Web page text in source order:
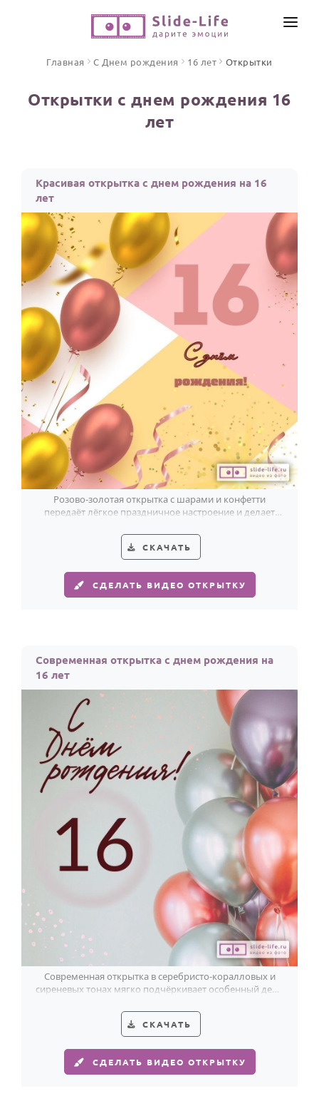
Открытки
Стихи и тексты
ПРАЗДНИКИ
С Днем рождения
Юбилей
Свадьба
Годовщина свадьбы
Календарь праздников
КОМУ
Женщине
Мужчине
Маме
Папе
Детям
Все родственники
ПЕРСОНАЛЬНЫЕ
Пожелания
ИНСТРУМЕНТЫ
ОТЗЫВЫ
Главная С Днем рождения 16 лет Открытки
Открытки с днем рождения 16
лет
Красивая открытка с днем рождения на 16
лет
Розово-золотая открытка с шарами и конфетти
передаёт лёгкое праздничное настроение и делает
СКАЧАТЬ
СДЕЛАТЬ ВИДЕО ОТКРЫТКУ
Современная открытка с днем рождения на
16 лет
Современная открытка в серебристо-коралловых и
сиреневых тонах мягко подчёркивает особенный день
СКАЧАТЬ
СДЕЛАТЬ ВИДЕО ОТКРЫТКУ